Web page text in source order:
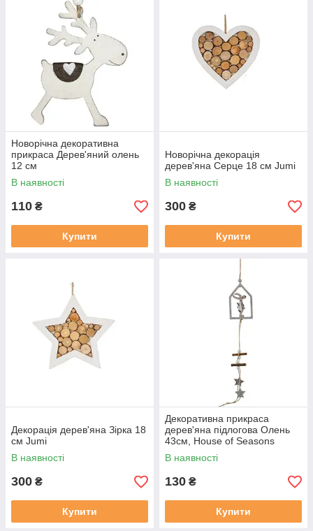
Новорічна декоративна
прикраса Дерев'яний олень
12 см
В наявності
110 ₴
Купити
Новорічна декорація
дерев'яна Серце 18 см Jumi
В наявності
300 ₴
Купити
Декорація дерев'яна Зірка 18
см Jumi
В наявності
300 ₴
Купити
Декоративна прикраса
дерев'яна підлогова Олень
43см, House of Seasons
В наявності
130 ₴
Купити